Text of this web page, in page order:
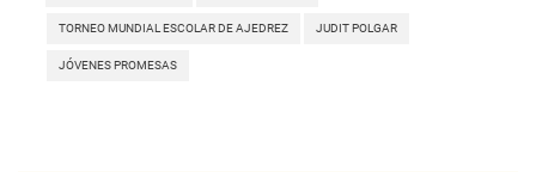
TORNEO MUNDIAL ESCOLAR DE AJEDREZ JUDIT POLGAR
JÓVENES PROMESAS